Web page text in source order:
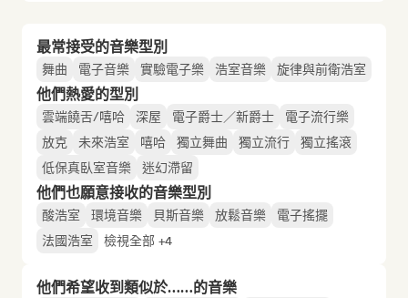
最常接受的音樂型別
舞曲 電子音樂 實驗電子樂 浩室音樂 旋律與前衛浩室
他們熱愛的型別
雲端饒舌/嘻哈 深屋 電子爵士／新爵士
電子流行樂
放克
未來浩室 嘻哈 獨立舞曲 獨立流行
獨立搖滾
低保真臥室音樂
迷幻滯留
他們也願意接收的音樂型別
酸浩室 環境音樂 貝斯音樂 放鬆音樂
電子搖擺
法國浩室
檢視全部 +4
他們希望收到類似於……的音樂